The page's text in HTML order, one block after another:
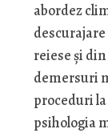
abordez
reiese şi
demersuri
proceduri
psihologia